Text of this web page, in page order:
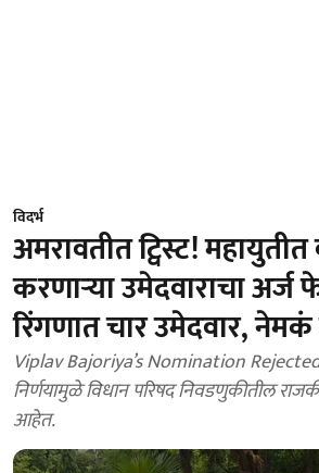
विदर्भ
अमरावतीत ट्विस्ट!
करणाऱ्या उमेदवाराचा
रिंगणात चार उमेदवार,
Viplav Bajoriya’s Nomination
निर्णयामुळे विधान परिषद निवडणुकीतील
आहेत.